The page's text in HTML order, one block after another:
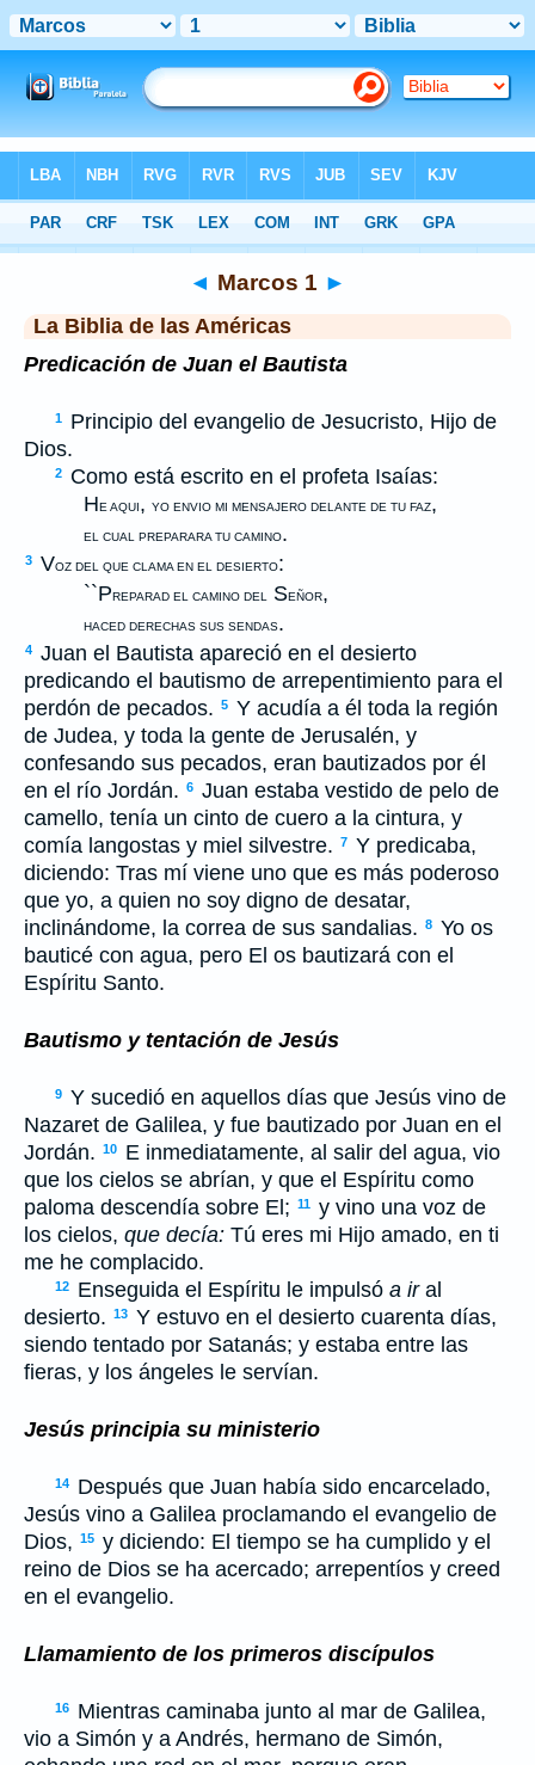
>LBLA > Marcos 1
◄ Marcos 1 ►
La Biblia de las Américas
Predicación de Juan el Bautista
1
Principio del evangelio de Jesucristo, Hijo de
Dios.
2
Como está escrito en el profeta Isaías:
HE AQUI, YO ENVIO MI MENSAJERO DELANTE DE TU FAZ,
EL CUAL PREPARARA TU CAMINO.
3 VOZ DEL QUE CLAMA EN EL DESIERTO:
``PREPARAD EL CAMINO DEL SEÑOR,
HACED DERECHAS SUS SENDAS.
4 Juan el Bautista apareció en el desierto
predicando el bautismo de arrepentimiento para el
perdón de pecados. 5 Y acudía a él toda la región
de Judea, y toda la gente de Jerusalén, y
confesando sus pecados, eran bautizados por él
en el río Jordán. 6 Juan estaba vestido de pelo de
camello, tenía un cinto de cuero a la cintura, y
comía langostas y miel silvestre. 7 Y predicaba,
diciendo: Tras mí viene uno que es más poderoso
que yo, a quien no soy digno de desatar,
inclinándome, la correa de sus sandalias. 8 Yo os
bauticé con agua, pero El os bautizará con el
Espíritu Santo.
Bautismo y tentación de Jesús
9 Y sucedió en aquellos días que Jesús vino de
Nazaret de Galilea, y fue bautizado por Juan en el
Jordán. 10
E inmediatamente, al salir del agua, vio
que los cielos se abrían, y que el Espíritu como
paloma descendía sobre El; 11 y vino una voz de
los cielos, que decía: Tú eres mi Hijo amado, en ti
me he complacido.
12 Enseguida el Espíritu le impulsó a iral
desierto. 13 Y estuvo en el desierto cuarenta días,
siendo tentado por Satanás; y estaba entre las
fieras, y los ángeles le servían.
Jesús principia su ministerio
14
Después que Juan había sido encarcelado,
Jesús vino a Galilea proclamando el evangelio de
Dios, 15 y diciendo: El tiempo se ha cumplido y el
reino de Dios se ha acercado; arrepentíos y creed
en el evangelio.
Llamamiento de los primeros discípulos
16
Mientras caminaba junto al mar de Galilea,
vio a Simón y a Andrés, hermano de Simón,